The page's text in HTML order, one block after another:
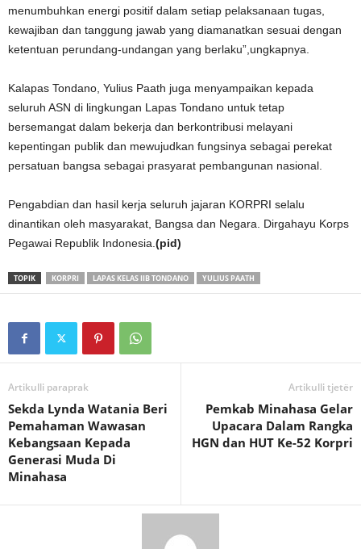
menumbuhkan energi positif dalam setiap pelaksanaan tugas,
kewajiban dan tanggung jawab yang diamanatkan sesuai dengan
ketentuan perundang-undangan yang berlaku”,ungkapnya.
Kalapas Tondano, Yulius Paath juga menyampaikan kepada
seluruh ASN di lingkungan Lapas Tondano untuk tetap
bersemangat dalam bekerja dan berkontribusi melayani
kepentingan publik dan mewujudkan fungsinya sebagai perekat
persatuan bangsa sebagai prasyarat pembangunan nasional.
Pengabdian dan hasil kerja seluruh jajaran KORPRI selalu
dinantikan oleh masyarakat, Bangsa dan Negara. Dirgahayu Korps
Pegawai Republik Indonesia. (pid)
TOPIK KORPRI LAPAS KELAS IIB TONDANO YULIUS PAATH
Artikulli paraprak
Sekda Lynda Watania Beri
Pemahaman Wawasan
Kebangsaan Kepada
Generasi Muda Di
Minahasa
Artikulli tjetër
Pemkab Minahasa Gelar
Upacara Dalam Rangka
HGN dan HUT Ke-52 Korpri